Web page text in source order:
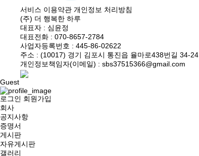
서비스 이용약관 개인정보 처리방침
(주) 더 행복한 하루
대표자 : 심윤정
대표전화 : 070-8657-2784
사업자등록번호 : 445-86-02622
주소 : (10017) 경기 김포시 통진읍 율마로438번길 34-24
개인정보책임자(이메일) : sbs37515366@gmail.com
Guest
로그인 회원가입
회사
공지사항
증명서
게시판
자유게시판
갤러리